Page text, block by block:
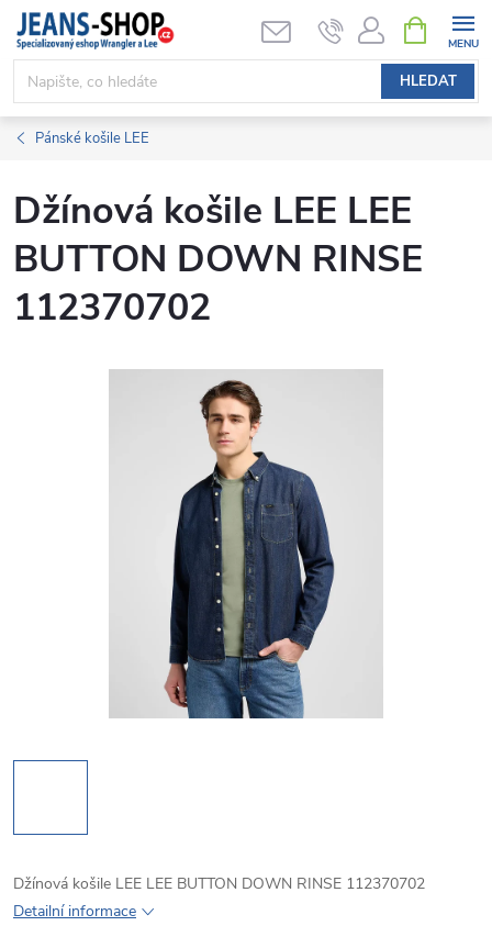
Přejít
obsah
HLEDAT
NÁKUPNÍ
KOŠÍK
Pánské košile LEE
Džínová košile LEE LEE
BUTTON DOWN RINSE
112370702
Džínová košile LEE LEE BUTTON DOWN RINSE 112370702
Detailní informace